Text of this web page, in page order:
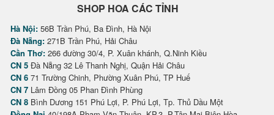
SHOP HOA CÁC TỈNH
Hà Nội: 56B Trần Phú, Ba Đình, Hà Nội
Đà Nẵng: 271B Trần Phú, Hải Châu
Cần Thơ: 266 đường 30/4, P. Xuân khánh, Q.Ninh Kiều
CN 5 Đà Nẵng 32 Lê Thanh Nghị, Quận Hải Châu
CN 6 71 Trường Chinh, Phường Xuân Phú, TP Huế
CN 7 Lâm Đồng 05 Phan Đình Phùng
CN 8 Bình Dương 151 Phú Lợi, P. Phú Lợi, Tp. Thủ Dầu Một